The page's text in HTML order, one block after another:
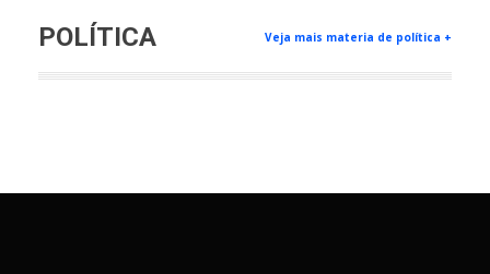
POLÍTICA Veja mais materia de política +